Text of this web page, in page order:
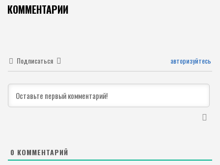
КОММЕНТАРИИ
Подписаться авторизуйтесь
0 КОММЕНТАРИЙ